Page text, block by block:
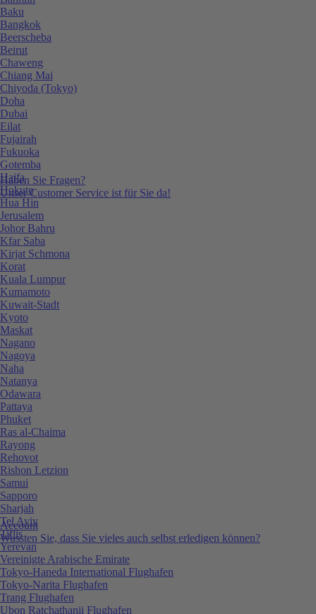
Haben Sie Fragen?
Unser Customer Service ist für Sie da!
Account
Wussten Sie, dass Sie vieles auch selbst erledigen können?
Baku
Bangkok
Beerscheba
Beirut
Chaweng
Chiang Mai
Chiyoda (Tokyo)
Doha
Dubai
Eilat
Fujairah
Fukuoka
Gotemba
Haifa
Hokuto
Hua Hin
Jerusalem
Johor Bahru
Kfar Saba
Kirjat Schmona
Korat
Kuala Lumpur
Kumamoto
Kuwait-Stadt
Kyoto
Maskat
Nagano
Nagoya
Naha
Natanya
Odawara
Pattaya
Phuket
Ras al-Chaima
Rayong
Rehovot
Rishon Letzion
Samui
Sapporo
Sharjah
Tel Aviv
Tiflis
Yerevan
Vereinigte Arabische Emirate
Tokyo-Haneda International Flughafen
Tokyo-Narita Flughafen
Trang Flughafen
Ubon Ratchathanii Flughafen